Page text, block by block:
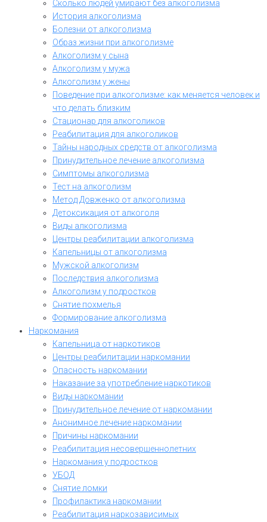
Сколько людей умирают без алкоголизма
История алкоголизма
Болезни от алкоголизма
Образ жизни при алкоголизме
Алкоголизм у сына
Алкоголизм у мужа
Алкоголизм у жены
Поведение при алкоголизме: как меняется человек и
что делать близким
Стационар для алкоголиков
Реабилитация для алкоголиков
Тайны народных средств от алкоголизма
Принудительное лечение алкоголизма
Симптомы алкоголизма
Тест на алкоголизм
Метод Довженко от алкоголизма
Детоксикация от алкоголя
Виды алкоголизма
Центры реабилитации алкоголизма
Капельницы от алкоголизма
Мужской алкоголизм
Последствия алкоголизма
Алкоголизм у подростков
Снятие похмелья
Формирование алкоголизма
Наркомания
Капельница от наркотиков
Центры реабилитации наркомании
Опасность наркомании
Наказание за употребление наркотиков
Виды наркомании
Принудительное лечение от наркомании
Анонимное лечение наркомании
Причины наркомании
Реабилитация несовершеннолетних
Наркомания у подростков
УБОД
Снятие ломки
Профилактика наркомании
Реабилитация наркозависимых